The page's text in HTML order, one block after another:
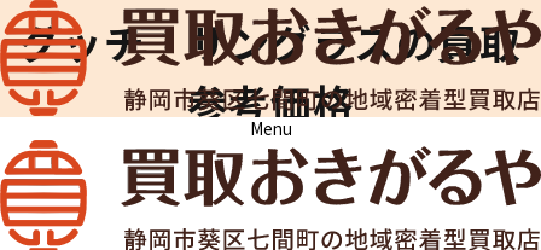
Menu
グッチ サングラスの買取
参考価格
買取おきがるや 買取実績
グッチ サングラ